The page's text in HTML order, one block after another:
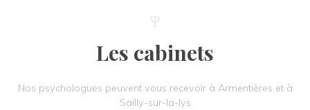
Les cabinets
Nos psychologues peuvent vous recevoir à Armentières et à
Sailly-sur-la-lys